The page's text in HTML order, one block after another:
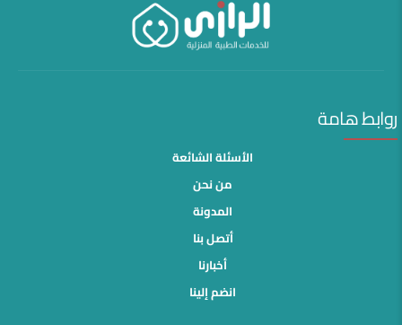
روابط هامة
الأسئلة الشائعة
من نحن
المدونة
أتصل بنا
أخبارنا
انضم إلينا